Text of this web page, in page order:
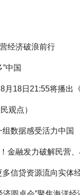
经济破浪前行
中国
月18日21:55将播出
观点）
数据感受活力中国
金融发力破解民营
信贷资源流向实体